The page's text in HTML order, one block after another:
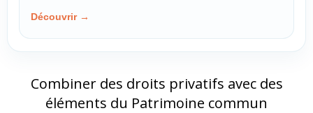
Découvrir →
Combiner des droits privatifs avec des
éléments du Patrimoine commun